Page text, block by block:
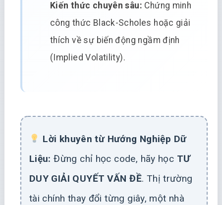
Kiến thức chuyên sâu: Chứng minh
công thức Black-Scholes hoặc giải
thích về sự biến động ngầm định
(Implied Volatility).
Lời khuyên từ Hướng Nghiệp Dữ
Liệu: Đừng chỉ học code, hãy học TƯ
DUY GIẢI QUYẾT VẤN ĐỀ. Thị trường
tài chính thay đổi từng giây, một nhà